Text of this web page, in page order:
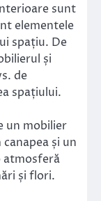
sunt
elementele
spațiu. De
și
de
spațiului.
un mobilier
și un
atmosferă
și flori.